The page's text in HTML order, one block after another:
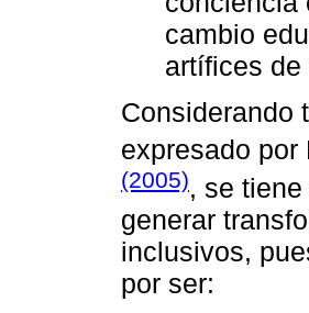
cambio
artífices
Considerando
expresado
(2005), se
generar
inclusivos,
por ser: